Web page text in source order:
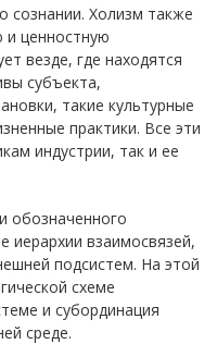
сознании. Холизм также
и ценностную
везде, где находятся
субъекта,
такие культурные
практики. Все эти
индустрии, так и ее
обозначенного
иерархии взаимосвязей,
подсистем. На этой
схеме
и субординация
среде.